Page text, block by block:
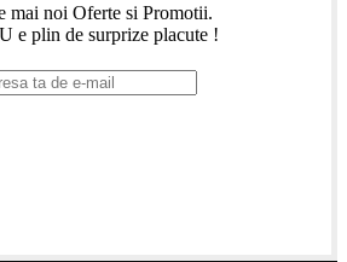
mai noi Oferte si Promotii.
e plin de surprize placute !